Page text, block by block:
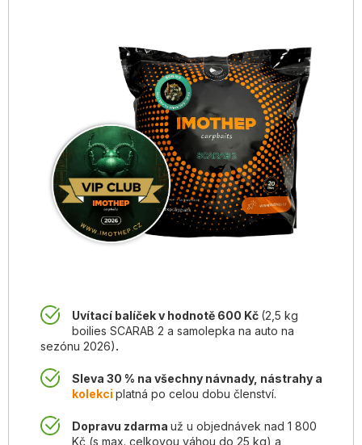
Uvítací balíček v hodnotě 600 Kč (2,5 kg
boilies SCARAB 2 a samolepka na auto na
sezónu 2026).
Sleva 30 % na všechny návnady, nástrahy a
kolekci platná po celou dobu členství.
Dopravu zdarma už u objednávek nad 1 800
Kč (s max. celkovou váhou do 25 kg) a